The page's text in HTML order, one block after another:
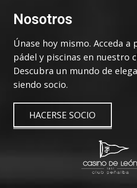
Nosotros
Únase hoy mismo. Acceda a
pádel y piscinas en nuestro
Descubra un mundo de
siendo socio.
HACERSE SOCIO